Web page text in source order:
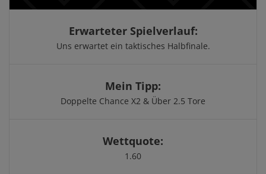
Erwarteter Spielverlauf:
Uns erwartet ein taktisches Halbfinale.
Mein Tipp:
Doppelte Chance X2 & Über 2.5 Tore
Wettquote:
1.60